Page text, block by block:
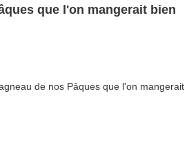
que l'on mangerait bien